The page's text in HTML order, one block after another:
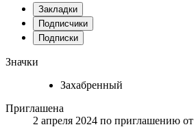
Закладки
Подписчики
Подписки
Значки
Захабренный
Приглашена
2 апреля 2024 по приглашению от